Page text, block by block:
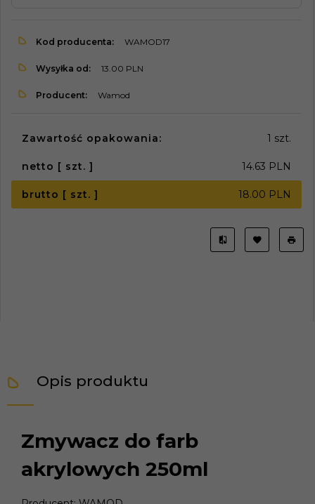
Kod producenta: WAMOD17
Wysyłka od: 13.00 PLN
Producent: Wamod
Zawartość opakowania: 1 szt.
netto [ szt. ] 14.63 PLN
brutto [ szt. ] 18.00 PLN
Opis produktu
Zmywacz do farb
akrylowych 250ml